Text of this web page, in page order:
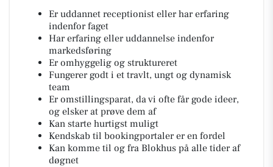
Er uddannet receptionist eller har erfaring
indenfor faget
Har erfaring eller uddannelse indenfor
markedsføring
Er omhyggelig og struktureret
Fungerer godt i et travlt, ungt og dynamisk
team
Er omstillingsparat, da vi ofte får gode ideer,
og elsker at prøve dem af
Kan starte hurtigst muligt
Kendskab til bookingportaler er en fordel
Kan komme til og fra Blokhus på alle tider af
døgnet